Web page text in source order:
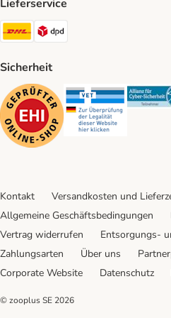
Lieferservice
DHL Shipping Method
Sicherheit
Security Security
Kontakt Versandkosten und
Allgemeine Geschäftsbedingungen
Vertrag widerrufen
Entsorgungs-
Zahlungsarten
Über uns
Corporate Website
Datenschutz
© zooplus SE 2026